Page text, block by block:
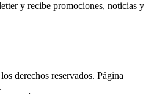
y recibe promociones, noticias y
derechos reservados. Página
.